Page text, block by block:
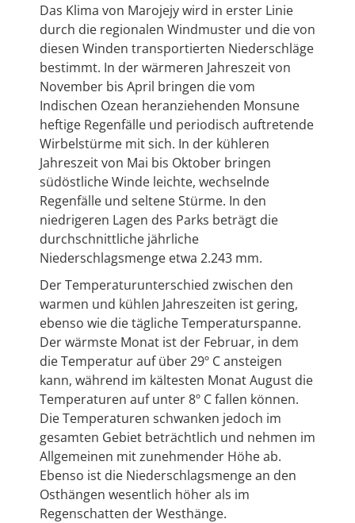
Das Klima von Marojejy wird in erster Linie
durch die regionalen Windmuster und die von
diesen Winden transportierten Niederschläge
bestimmt. In der wärmeren Jahreszeit von
November bis April bringen die vom
Indischen Ozean heranziehenden Monsune
heftige Regenfälle und periodisch auftretende
Wirbelstürme mit sich. In der kühleren
Jahreszeit von Mai bis Oktober bringen
südöstliche Winde leichte, wechselnde
Regenfälle und seltene Stürme. In den
niedrigeren Lagen des Parks beträgt die
durchschnittliche jährliche
Niederschlagsmenge etwa 2.243 mm.
Der Temperaturunterschied zwischen den
warmen und kühlen Jahreszeiten ist gering,
ebenso wie die tägliche Temperaturspanne.
Der wärmste Monat ist der Februar, in dem
die Temperatur auf über 29º C ansteigen
kann, während im kältesten Monat August die
Temperaturen auf unter 8º C fallen können.
Die Temperaturen schwanken jedoch im
gesamten Gebiet beträchtlich und nehmen im
Allgemeinen mit zunehmender Höhe ab.
Ebenso ist die Niederschlagsmenge an den
Osthängen wesentlich höher als im
Regenschatten der Westhänge.